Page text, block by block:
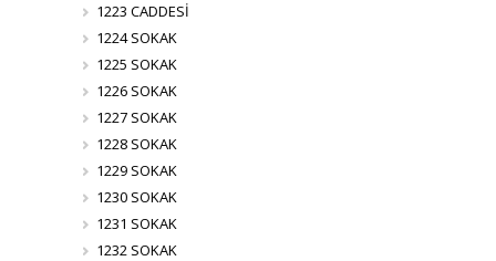
1223 CADDESİ
1224 SOKAK
1225 SOKAK
1226 SOKAK
1227 SOKAK
1228 SOKAK
1229 SOKAK
1230 SOKAK
1231 SOKAK
1232 SOKAK